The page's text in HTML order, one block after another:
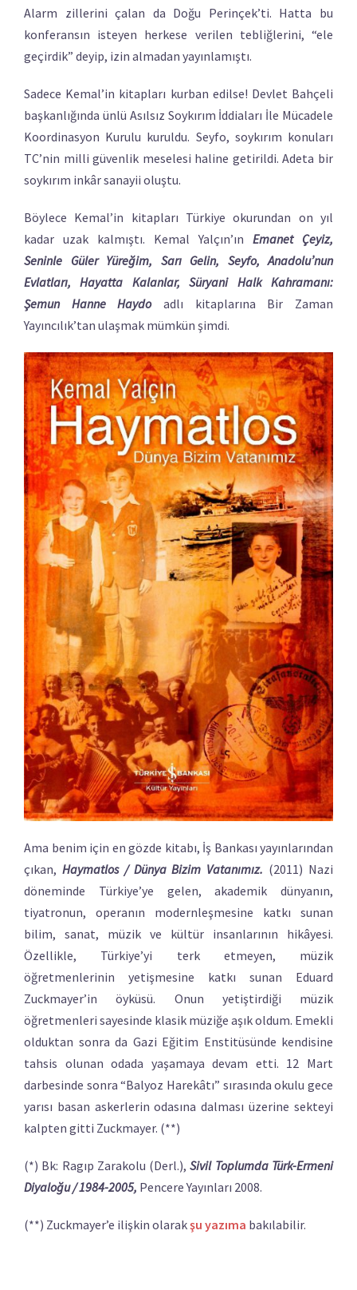
Alarm zillerini çalan da Doğu Perinçek’ti. Hatta bu
konferansın isteyen herkese verilen tebliğlerini, “ele
geçirdik” deyip, izin almadan yayınlamıştı.
Sadece Kemal’in kitapları kurban edilse! Devlet Bahçeli
başkanlığında ünlü Asılsız Soykırım İddiaları İle Mücadele
Koordinasyon Kurulu kuruldu. Seyfo, soykırım konuları
TC’nin milli güvenlik meselesi haline getirildi. Adeta bir
soykırım inkâr sanayii oluştu.
Böylece Kemal’in kitapları Türkiye okurundan on yıl
kadar uzak kalmıştı. Kemal Yalçın’ın Emanet Çeyiz,
Seninle Güler Yüreğim, Sarı Gelin, Seyfo, Anadolu’nun
Evlatları, Hayatta Kalanlar, Süryani Halk Kahramanı:
Şemun Hanne Haydoadlı kitaplarına Bir Zaman
Yayıncılık’tan ulaşmak mümkün şimdi.
Ama benim için en gözde kitabı, İş Bankası yayınlarından
çıkan, Haymatlos / Dünya Bizim Vatanımız. (2011) Nazi
döneminde Türkiye’ye gelen, akademik dünyanın,
tiyatronun, operanın modernleşmesine katkı sunan
bilim, sanat, müzik ve kültür insanlarının hikâyesi.
Özellikle, Türkiye’yi terk etmeyen, müzik
öğretmenlerinin yetişmesine katkı sunan Eduard
Zuckmayer’in öyküsü. Onun yetiştirdiği müzik
öğretmenleri sayesinde klasik müziğe aşık oldum. Emekli
olduktan sonra da Gazi Eğitim Enstitüsünde kendisine
tahsis olunan odada yaşamaya devam etti. 12 Mart
darbesinde sonra “Balyoz Harekâtı” sırasında okulu gece
yarısı basan askerlerin odasına dalması üzerine sekteyi
kalpten gitti Zuckmayer. (**)
(*) Bk: Ragıp Zarakolu (Derl.),Sivil Toplumda Türk-Ermeni
Diyaloğu / 1984-2005, Pencere Yayınları 2008.
(**) Zuckmayer’e ilişkin olarakşu yazıma bakılabilir.